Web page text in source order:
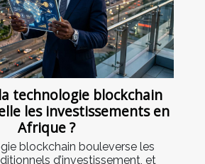
technologie blockchain
les investissements en
Afrique ?
blockchain bouleverse les
d’investissement, et